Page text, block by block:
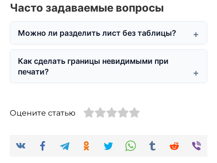
Часто задаваемые вопросы
Можно ли разделить лист без таблицы?
Как сделать границы невидимыми при
печати?
Оцените статью